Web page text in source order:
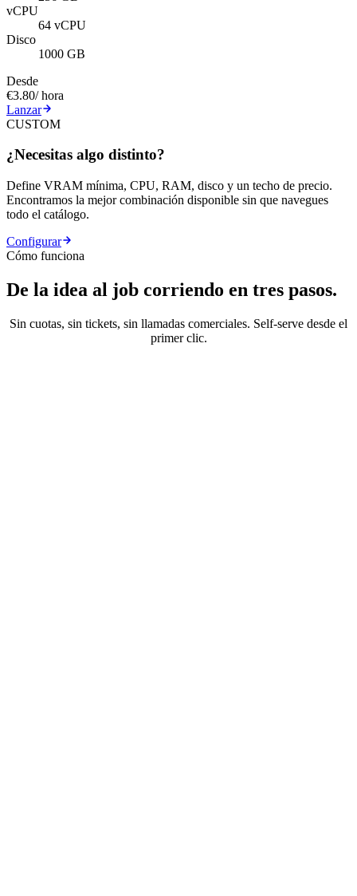
vCPU
64 vCPU
Disco
1000 GB
Desde
€3.80/ hora
Lanzar
CUSTOM
¿Necesitas algo distinto?
Define VRAM mínima, CPU, RAM, disco y un techo de precio.
Encontramos la mejor combinación disponible sin que navegues
todo el catálogo.
Configurar
Cómo funciona
De la idea al job corriendo en tres pasos.
Sin cuotas, sin tickets, sin llamadas comerciales. Self-serve desde el
primer clic.